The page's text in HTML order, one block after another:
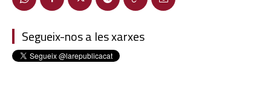
Segueix-nos a les xarxes